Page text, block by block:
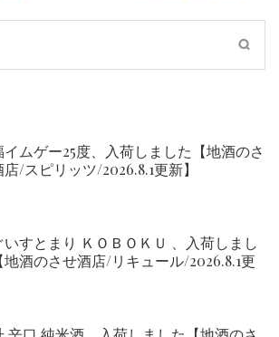
イムゲー25度、入荷しました【地酒のさ
/スピリッツ/2026.8.1更新】
いすとまり ＫＯＢＯＫＵ 、入荷しまし
地酒のさせ酒店/リキュール/2026.8.1更